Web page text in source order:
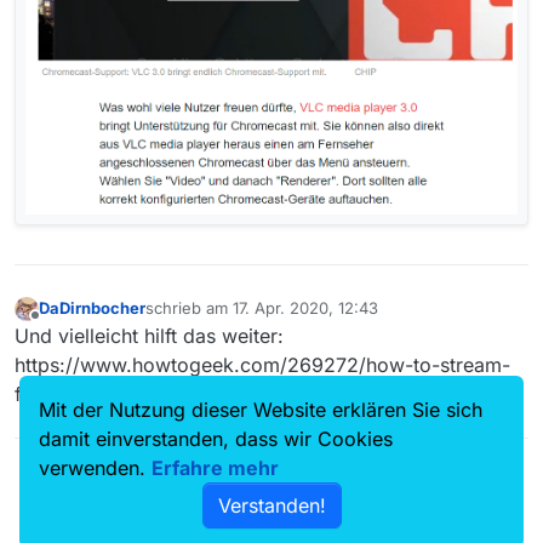
Offline
DaDirnbocherschrieb am 17. Apr. 2020, 12:43
zuletzt editiert von
Und vielleicht hilft das weiter:
https://www.howtogeek.com/269272/how-to-stream-
from-vlc-to-your-chromecast/
Mit der Nutzung dieser Website erklären Sie sich
damit einverstanden, dass wir Cookies
verwenden. Erfahre mehr
Verstanden!